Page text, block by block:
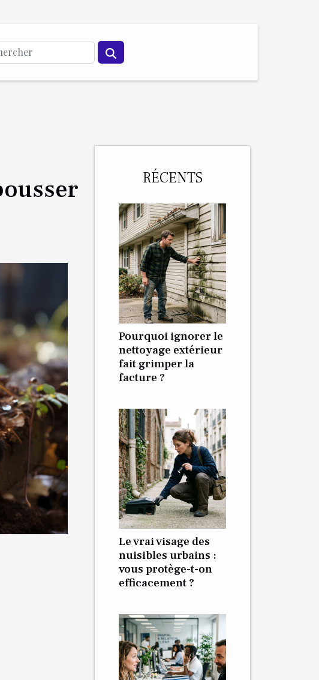
RÉCENTS
Pourquoi ignorer le
nettoyage extérieur
fait grimper la
facture ?
Le vrai visage des
nuisibles urbains :
vous protège-t-on
efficacement ?